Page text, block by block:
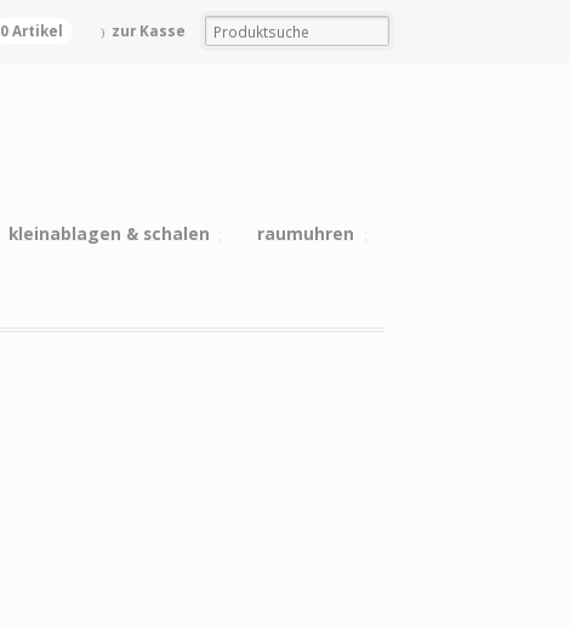
0 Artikel zur Kasse
kleinablagen & schalen raumuhren